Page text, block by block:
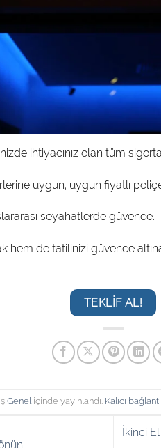
ihtiyacınız olan tüm
uygun, uygun fiyatlı
seyahatlerde güvence.
de tatilinizi güvence altına
TEKLIF AL!
Geneliçinde yayınlandı. Kalıcı
İkinci